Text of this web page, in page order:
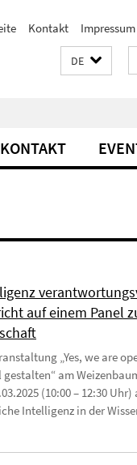
Kontakt Impressum
DE
KONTAKT
auf einem Panel
„Yes, we are
am
(10:00 – 12:30
Intelligenz in der